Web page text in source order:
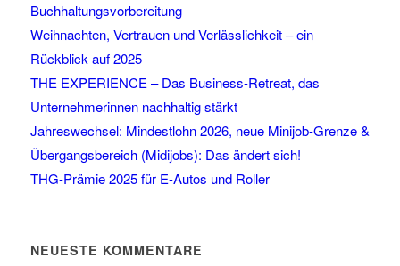
Buchhaltungsvorbereitung
Weihnachten, Vertrauen und Verlässlichkeit – ein
Rückblick auf 2025
THE EXPERIENCE – Das Business-Retreat, das
Unternehmerinnen nachhaltig stärkt
Jahreswechsel: Mindestlohn 2026, neue Minijob-Grenze &
Übergangsbereich (Midijobs): Das ändert sich!
THG-Prämie 2025 für E-Autos und Roller
NEUESTE KOMMENTARE